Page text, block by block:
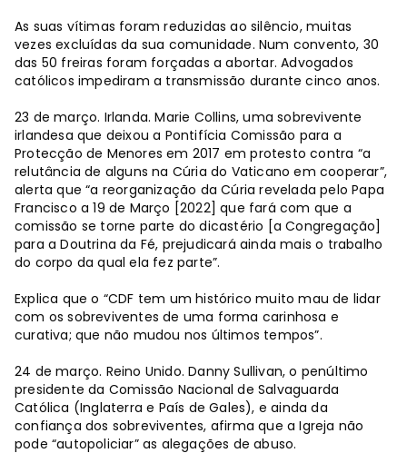
As suas vítimas foram reduzidas ao silêncio, muitas
vezes excluídas da sua comunidade. Num convento, 30
das 50 freiras foram forçadas a abortar. Advogados
católicos impediram a transmissão durante cinco anos.
23 de março. Irlanda. Marie Collins, uma sobrevivente
irlandesa que deixou a Pontifícia Comissão para a
Protecção de Menores em 2017 em protesto contra “a
relutância de alguns na Cúria do Vaticano em cooperar”,
alerta que “a reorganização da Cúria revelada pelo Papa
Francisco a 19 de Março [2022] que fará com que a
comissão se torne parte do dicastério [a Congregação]
para a Doutrina da Fé, prejudicará ainda mais o trabalho
do corpo da qual ela fez parte”.
Explica que o “CDF tem um histórico muito mau de lidar
com os sobreviventes de uma forma carinhosa e
curativa; que não mudou nos últimos tempos”.
24 de março. Reino Unido. Danny Sullivan, o penúltimo
presidente da Comissão Nacional de Salvaguarda
Católica (Inglaterra e País de Gales), e ainda da
confiança dos sobreviventes, afirma que a Igreja não
pode “autopoliciar” as alegações de abuso.